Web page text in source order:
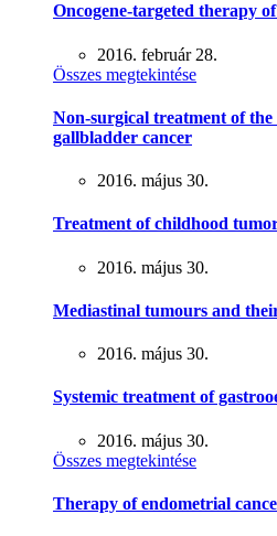
Oncogene-targeted therapy
2016. február 28.
Összes megtekintése
Non-surgical treatment of
gallbladder cancer
2016. május 30.
Treatment of childhood
2016. május 30.
Mediastinal tumours and
2016. május 30.
Systemic treatment of
2016. május 30.
Összes megtekintése
Therapy of endometrial